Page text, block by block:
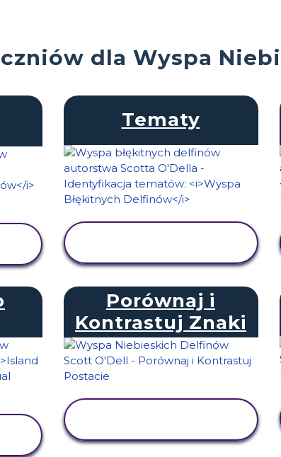
dla Wyspa
Tematy
Porównaj i
Kontrastuj Znaki